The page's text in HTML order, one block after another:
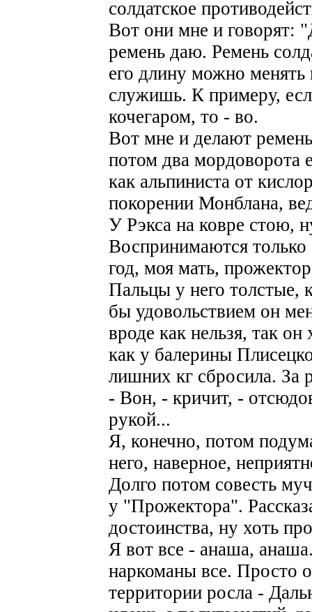
солдатское
Вот они мне и говорят:
ремень даю. Ремень
его длину можно менять
служишь. К примеру,
кочегаром, то - во.
Вот мне и делают
потом два мордоворота
как альпиниста от
покорении Монблана,
У Рэкса на ковре стою,
Воспринимаются
год, моя мать,
Пальцы у него толстые,
бы удовольствием он
вроде как нельзя, так
как у балерины
лишних кг сбросила. За
- Вон, - кричит, -
рукой...
Я, конечно, потом
него, наверное,
Долго потом совесть
у "Прожектора".
достоинства, ну хоть
Я вот все - анаша,
наркоманы все. Просто
территории росла -